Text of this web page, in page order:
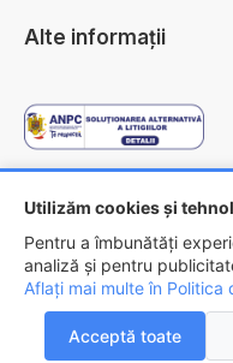
Utilizăm cookies și
Pentru a îmbunătăți
analiză și pentru
Aflați mai multe în
Acceptă toate
Alte informații
Copyright ©2026 -
0